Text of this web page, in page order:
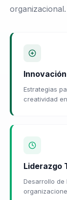
organizacional.
Estrategias
creatividad
Liderazgo
Desarrollo de